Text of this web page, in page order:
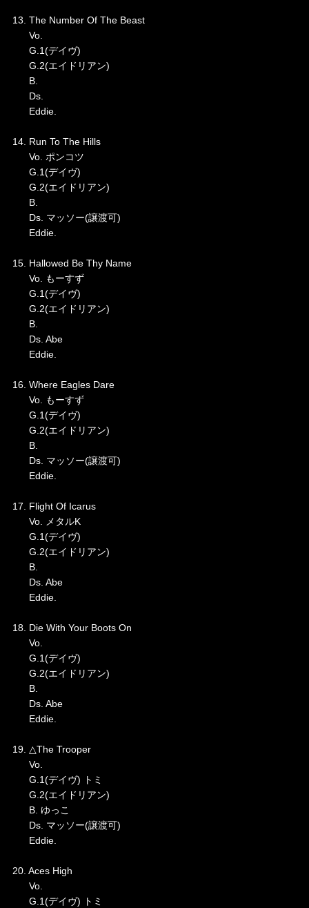
13. The Number Of The Beast
Vo.
G.1(デイヴ)
G.2(エイドリアン)
B.
Ds.
Eddie.
14. Run To The Hills
Vo. ポンコツ
G.1(デイヴ)
G.2(エイドリアン)
B.
Ds. マッソー(譲渡可)
Eddie.
15. Hallowed Be Thy Name
Vo. もーすず
G.1(デイヴ)
G.2(エイドリアン)
B.
Ds. Abe
Eddie.
16. Where Eagles Dare
Vo. もーすず
G.1(デイヴ)
G.2(エイドリアン)
B.
Ds. マッソー(譲渡可)
Eddie.
17. Flight Of Icarus
Vo. メタルK
G.1(デイヴ)
G.2(エイドリアン)
B.
Ds. Abe
Eddie.
18. Die With Your Boots On
Vo.
G.1(デイヴ)
G.2(エイドリアン)
B.
Ds. Abe
Eddie.
19. △The Trooper
Vo.
G.1(デイヴ) トミ
G.2(エイドリアン)
B. ゆっこ
Ds. マッソー(譲渡可)
Eddie.
20. Aces High
Vo.
G.1(デイヴ) トミ